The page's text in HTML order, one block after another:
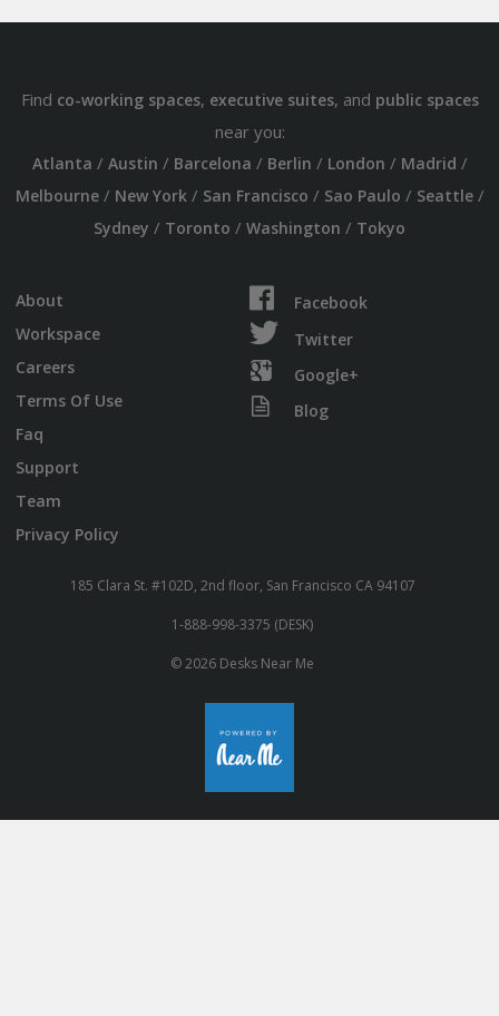
Find co-working spaces, executive suites, and public spaces
near you:
Atlanta / Austin / Barcelona / Berlin / London / Madrid /
Melbourne/ New York/ San Francisco / Sao Paulo / Seattle/
Sydney / Toronto / Washington / Tokyo
About
Workspace
Careers
Terms Of Use
Faq
Support
Team
Privacy Policy
Facebook
Twitter
Google+
Blog
185 Clara St. #102D, 2nd floor, San Francisco CA 94107
1-888-998-3375 (DESK)
© 2026 Desks Near Me